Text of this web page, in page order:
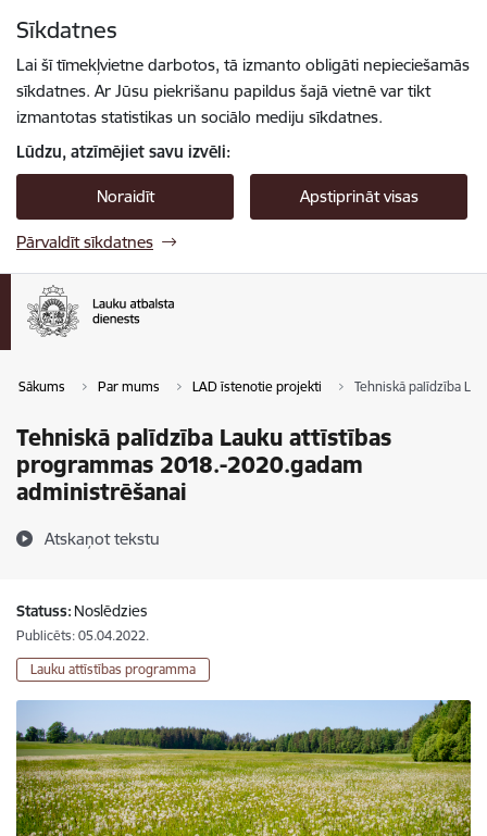
Sīkdatnes
Lai šī tīmekļvietne darbotos, tā izmanto obligāti nepieciešamās
sīkdatnes. Ar Jūsu piekrišanu papildus šajā vietnē var tikt
izmantotas statistikas un sociālo mediju sīkdatnes.
Lūdzu, atzīmējiet savu izvēli:
Noraidīt Apstiprināt visas
Pārvaldīt sīkdatnes
Sākums Par mums LAD īstenotie projekti Tehniskā palīdzība
Tehniskā palīdzība Lauku attīstības
programmas 2018.-2020.gadam
administrēšanai
Atskaņot tekstu
Statuss: Noslēdzies
Publicēts: 05.04.2022.
Lauku attīstības programma